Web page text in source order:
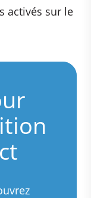
activés sur le